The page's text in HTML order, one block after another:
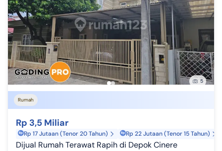
5
Rumah
Rp 3,5 Miliar
Rp 17 Jutaan (Tenor 20 Tahun) Rp 22 Jutaan (Tenor 15 Tahun)
Dijual Rumah Terawat Rapih di Depok Cinere